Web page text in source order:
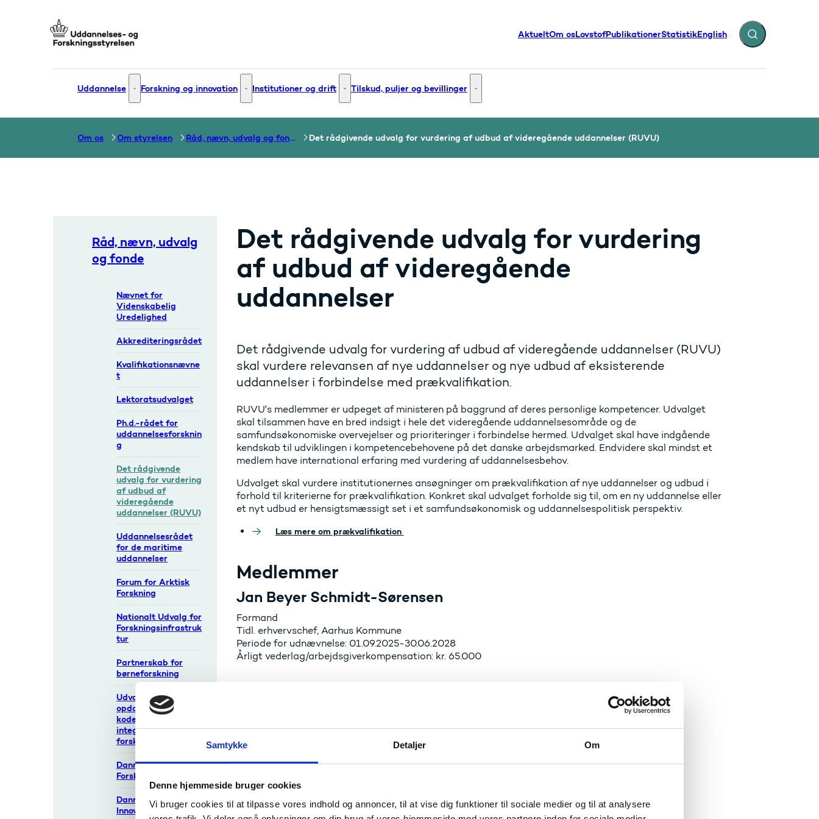
Samtykke Detaljer Om
Denne hjemmeside bruger cookies
Vi bruger cookies til at tilpasse vores indhold og annoncer, til at vise dig funktioner til sociale medier og til at analysere
AktueltOm osLovstofPublikationerStatistikEnglish Fold søgefelt ud
Uddannelse Uddannelse - Flere links
Forskning og innovation Forskning og innovation - Flere links
Institutioner og drift Institutioner og drift - Flere links
Tilskud, puljer og bevillinger Tilskud, puljer og bevillinger - Flere links
Om os Om styrelsen Råd, nævn, udvalg og fonde Det rådgivende udvalg for vurdering af udbud af videregående uddannelser (RUVU)
Råd, nævn, udvalg
og fonde
Nævnet for
Videnskabelig
Uredelighed
Akkrediteringsrådet
Kvalifikationsnævne
t
Lektoratsudvalget
Ph.d.-rådet for
uddannelsesforsknin
g
Det rådgivende
udvalg for vurdering
af udbud af
videregående
uddannelser (RUVU)
Uddannelsesrådet
for de maritime
uddannelser
Forum for Arktisk
Forskning
Nationalt Udvalg for
Forskningsinfrastruk
tur
Partnerskab for
børneforskning
Udvalg for
opdatering af
kodeks for
integritet i
forskning
Danmarks Frie
Forskningsfond
Danmarks
Innovationsfond
Det rådgivende udvalg for vurdering
af udbud af videregående
uddannelser
Det rådgivende udvalg for vurdering af udbud af videregående uddannelser (RUVU)
skal vurdere relevansen af nye uddannelser og nye udbud af eksisterende
uddannelser i forbindelse med prækvalifikation.
RUVU's medlemmer er udpeget af ministeren på baggrund af deres personlige kompetencer. Udvalget
skal tilsammen have en bred indsigt i hele det videregående uddannelsesområde og de
samfundsøkonomiske overvejelser og prioriteringer i forbindelse hermed. Udvalget skal have indgående
kendskab til udviklingen i kompetencebehovene på det danske arbejdsmarked. Endvidere skal mindst et
medlem have international erfaring med vurdering af uddannelsesbehov.
Udvalget skal vurdere institutionernes ansøgninger om prækvalifikation af nye uddannelser og udbud i
forhold til kriterierne for prækvalifikation. Konkret skal udvalget forholde sig til, om en ny uddannelse eller
et nyt udbud er hensigtsmæssigt set i et samfundsøkonomisk og uddannelsespolitisk perspektiv.
Læs mere om prækvalifikation
Medlemmer
Jan Beyer Schmidt-Sørensen
Formand
Tidl. erhvervschef, Aarhus Kommune
Periode for udnævnelse: 01.09.2025-30.06.2028
Årligt vederlag/arbejdsgiverkompensation: kr. 65.000
Periode for udnævnelse: 01.01.2025-31.12.2027
Årligt vederlag/arbejdsgiverkompensation: kr. 50.000
Jakob Bigum Lundberg
Velfærdsdirektør, Køge Kommune
Periode for udnævnelse: 01.09.2025-30.06.2028